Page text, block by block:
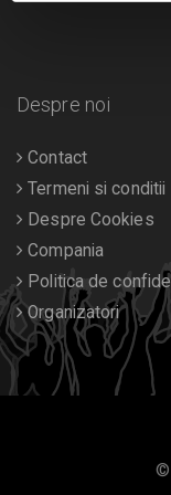
Despre noi
Contact
Termeni si conditii
Despre Cookies
Compania
Politica de
Organizatori
©